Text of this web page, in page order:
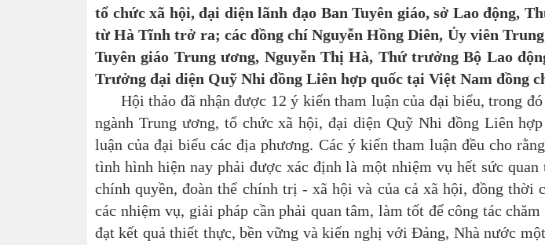
tổ chức xã hội, đại diện lãnh đạo Ban Tuyên giáo, sở Lao động,
từ Hà Tĩnh trở ra; các đồng chí Nguyễn Hồng Diên, Ủy viên
Tuyên giáo Trung ương, Nguyễn Thị Hà, Thứ trưởng Bộ Lao
Trưởng đại diện Quỹ Nhi đồng Liên hợp quốc tại Việt Nam đồng
Hội thảo đã nhận được 12 ý kiến tham luận của đại biểu, trong đó
ngành Trung ương, tổ chức xã hội, đại diện Quỹ Nhi đồng Liên
luận của đại biểu các địa phương. Các ý kiến tham luận đều cho
tình hình hiện nay phải được xác định là một nhiệm vụ hết sức
chính quyền, đoàn thể chính trị - xã hội và của cả xã hội, đồng thời
các nhiệm vụ, giải pháp cần phải quan tâm, làm tốt để công tác
đạt kết quả thiết thực, bền vững và kiến nghị với Đảng, Nhà nước